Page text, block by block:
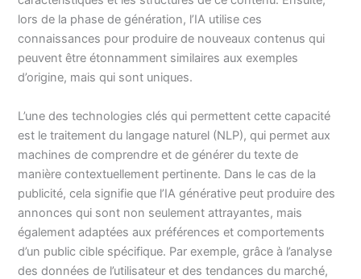
lors de la phase de génération, l’IA utilise ces
connaissances pour produire de nouveaux contenus qui
peuvent être étonnamment similaires aux exemples
d’origine, mais qui sont uniques.
L’une des technologies clés qui permettent cette capacité
est le traitement du langage naturel (NLP), qui permet aux
machines de comprendre et de générer du texte de
manière contextuellement pertinente. Dans le cas de la
publicité, cela signifie que l’IA générative peut produire des
annonces qui sont non seulement attrayantes, mais
également adaptées aux préférences et comportements
d’un public cible spécifique. Par exemple, grâce à l’analyse
des données de l’utilisateur et des tendances du marché,